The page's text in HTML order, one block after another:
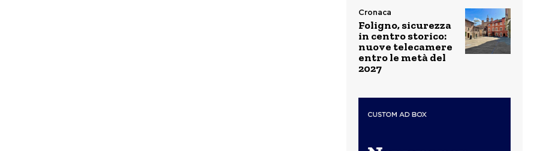
Cronaca
Foligno, sicurezza
in centro storico:
nuove telecamere
entro le metà del
2027